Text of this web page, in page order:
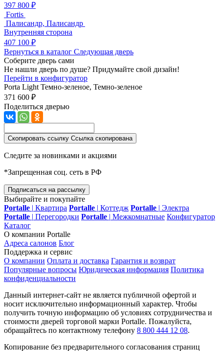
397 800 ₽
Fortis
Палисандр, Палисандр
Внутренняя сторона
407 100 ₽
Вернуться в каталог Следующая дверь
Соберите дверь сами
Не нашли дверь по душе? Придумайте свой дизайн!
Перейти в конфигуратор
Porta Light Темно-зеленое, Темно-зеленое
371 600 ₽
Поделиться дверью
Скопировать ссылку Ссылка скопирована
Следите за новинками и акциями
*Запрещенная соц. сеть в РФ
Подписаться на рассылку
Выбирайте и покупайте
Portalle | Квартира Portalle | Коттедж Portalle | Электра
Portalle | Перегородки Portalle | Межкомнатные Конфигуратор
Каталог
О компании Portalle
Адреса салонов Блог
Поддержка и сервис
О компании Оплата и доставка Гарантия и возврат
Популярные вопросы Юридическая информация Политика
конфиденциальности
Данный интернет-сайт не является публичной офертой и
носит исключительно информационный характер. Чтобы
получить точную информацию об условиях сотрудничества и
стоимости дверей торговой марки Portalle. Пожалуйста,
обращайтесь по контактному телефону 8 800 444 12 08.
Копирование без предварительного согласования страниц